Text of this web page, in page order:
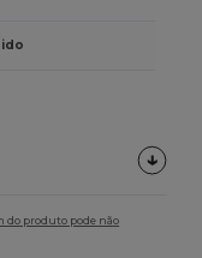
do produto pode não